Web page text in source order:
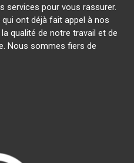
services pour vous rassurer.
qui ont déjà fait appel à nos
qualité de notre travail et de
Nous sommes fiers de